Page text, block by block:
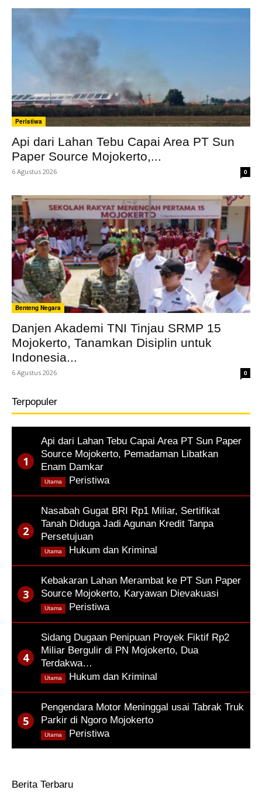
Peristiwa
Api dari Lahan Tebu Capai Area PT Sun
Paper Source Mojokerto,...
6 Agustus 2026 0
Benteng Negara
Danjen Akademi TNI Tinjau SRMP 15
Mojokerto, Tanamkan Disiplin untuk
Indonesia...
6 Agustus 2026 0
Terpopuler
Api dari Lahan Tebu Capai Area PT Sun Paper
Source Mojokerto, Pemadaman Libatkan
Enam Damkar
Peristiwa,
Utama
Nasabah Gugat BRI Rp1 Miliar, Sertifikat
Tanah Diduga Jadi Agunan Kredit Tanpa
Persetujuan
Hukum dan Kriminal
Utama
Kebakaran Lahan Merambat ke PT Sun Paper
Source Mojokerto, Karyawan Dievakuasi
Peristiwa,
Utama
Sidang Dugaan Penipuan Proyek Fiktif Rp2
Miliar Bergulir di PN Mojokerto, Dua
Terdakwa…
Hukum dan Kriminal
Utama
Pengendara Motor Meninggal usai Tabrak Truk
Parkir di Ngoro Mojokerto
Peristiwa,
Utama
Berita Terbaru